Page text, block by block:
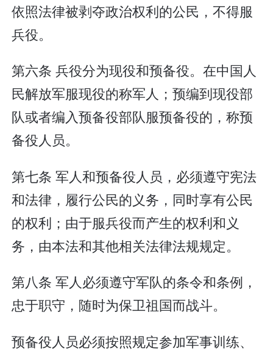
依照法律被剥夺政治权利的公民，不得服
兵役。
第六条 兵役分为现役和预备役。在中国人
民解放军服现役的称军人；预编到现役部
队或者编入预备役部队服预备役的，称预
备役人员。
第七条 军人和预备役人员，必须遵守宪法
和法律，履行公民的义务，同时享有公民
的权利；由于服兵役而产生的权利和义
务，由本法和其他相关法律法规规定。
第八条 军人必须遵守军队的条令和条例，
忠于职守，随时为保卫祖国而战斗。
预备役人员必须按照规定参加军事训练、